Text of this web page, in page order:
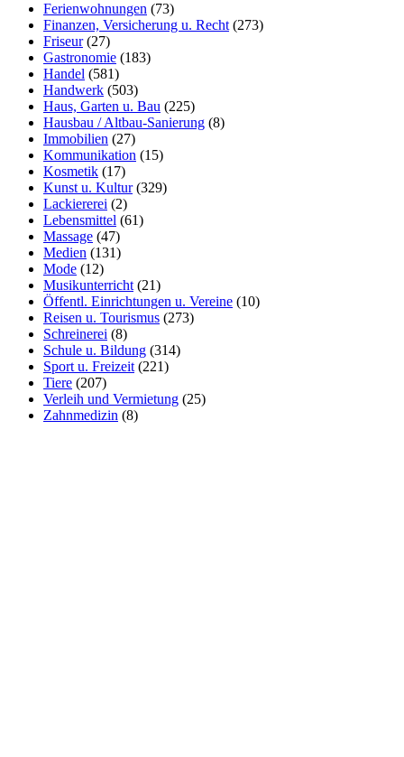
Ferienwohnungen (73)
Finanzen, Versicherung u. Recht (273)
Friseur(27)
Gastronomie (183)
Handel (581)
Handwerk (503)
Haus, Garten u. Bau (225)
Hausbau / Altbau-Sanierung (8)
Immobilien (27)
Kommunikation (15)
Kosmetik (17)
Kunst u. Kultur(329)
Lackiererei (2)
Lebensmittel (61)
Massage (47)
Medien (131)
Mode (12)
Musikunterricht (21)
Öffentl. Einrichtungen u. Vereine (10)
Reisen u. Tourismus (273)
Schreinerei (8)
Schule u. Bildung (314)
Sport u. Freizeit (221)
Tiere (207)
Verleih und Vermietung (25)
Zahnmedizin (8)